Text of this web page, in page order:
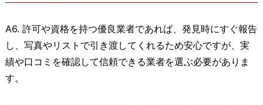
A6. 許可や資格を持つ優良業者であれば、発見時にすぐ報告
し、写真やリストで引き渡してくれるため安心ですが、実
績や口コミを確認して信頼できる業者を選ぶ必要がありま
す。